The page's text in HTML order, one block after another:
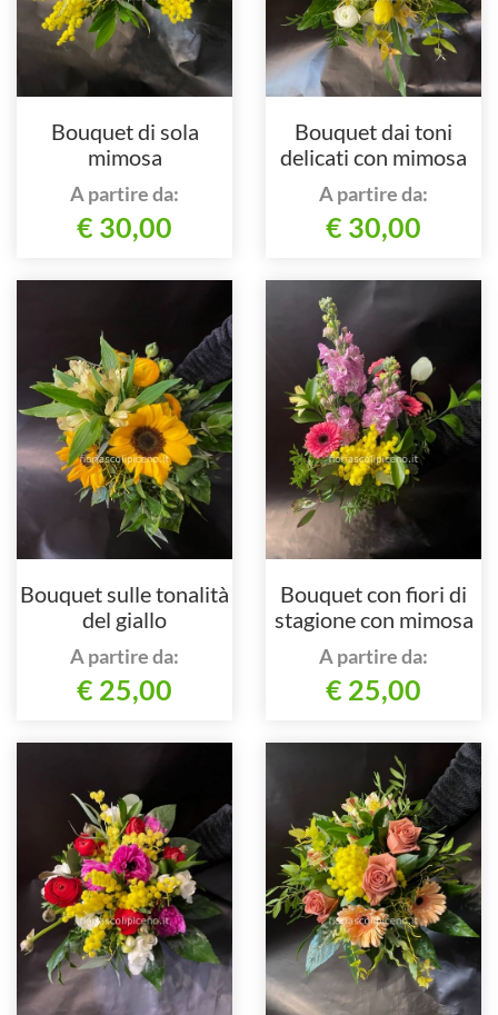
Bouquet di sola
mimosa
A partire da:
€ 30,00
Bouquet dai toni
delicati con mimosa
A partire da:
€ 30,00
Bouquet sulle tonalità
del giallo
A partire da:
€ 25,00
Bouquet con fiori di
stagione con mimosa
A partire da:
€ 25,00